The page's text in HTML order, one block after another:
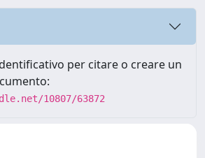
per citare o creare un
10807/63872